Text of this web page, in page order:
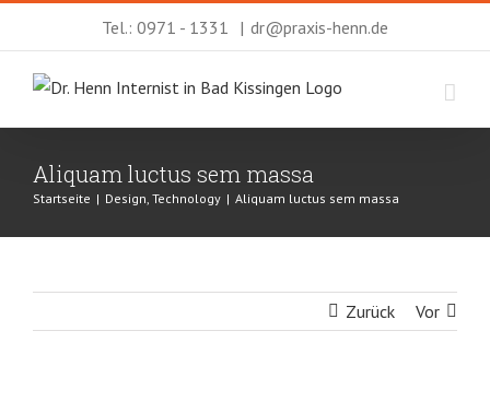
springen
Tel.: 0971 - 1331 | dr@praxis-henn.de
Aliquam luctus sem massa
Startseite | Design Technology | Aliquam luctus sem massa
Zurück Vor